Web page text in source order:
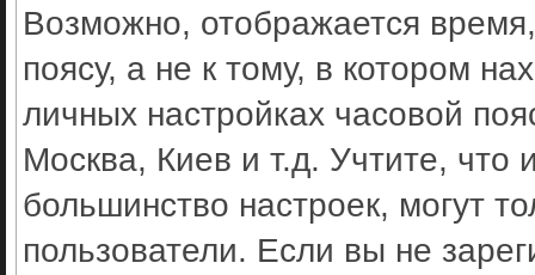
Возможно, отображается
поясу, а не к тому, в котором
личных настройках часовой
Москва, Киев и т.д. Учтите, что
большинство настроек, могут
пользователи. Если вы не